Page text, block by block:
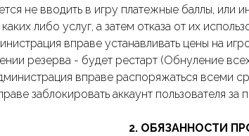
не вводить в игру платежные баллы, или
либо услуг, а затем отказа от их
вправе устанавливать цены на
резерва - будет рестарт (Обнуление
вправе распоряжаться всеми
заблокировать аккаунт пользователя
2. ОБЯЗАННОСТИ